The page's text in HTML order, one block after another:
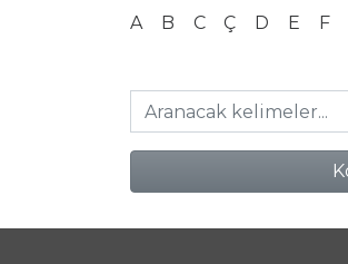
A B C Ç D E F